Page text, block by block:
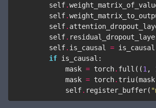
self.
self.
self.
self.
self. is_causal = is_causal
if is_causal :
mask = torch. full ((1 ,
mask = torch. triu(mask
self. register_buffer(